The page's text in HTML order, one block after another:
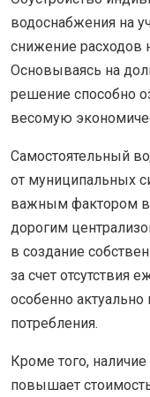
водоснабжения на
снижение расходов
Основываясь на
решение способно
весомую
Самостоятельный
от муниципальных
важным фактором в
дорогим
в создание
за счет отсутствия
особенно
потребления.
Кроме того, наличие
повышает